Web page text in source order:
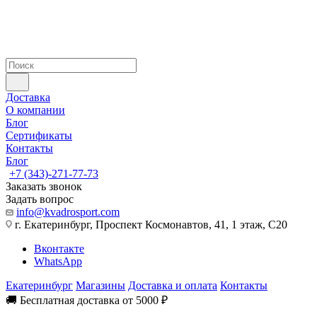
Доставка
О компании
Блог
Сертификаты
Контакты
Блог
+7 (343)-271-77-73
Заказать звонок
Задать вопрос
info@kvadrosport.com
г. Екатеринбург, Проспект Космонавтов, 41, 1 этаж, С20
Вконтакте
WhatsApp
Екатеринбург Магазины Доставка и оплата Контакты
🚚 Бесплатная доставка от 5000 ₽